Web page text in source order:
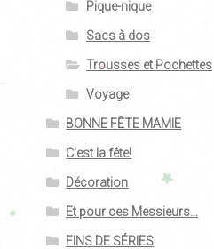
Pique-nique
Sacs à dos
Trousses et Pochettes
Voyage
BONNE FÊTE MAMIE
C'est la fête!
Décoration
Et pour ces Messieurs...
FINS DE SÉRIES